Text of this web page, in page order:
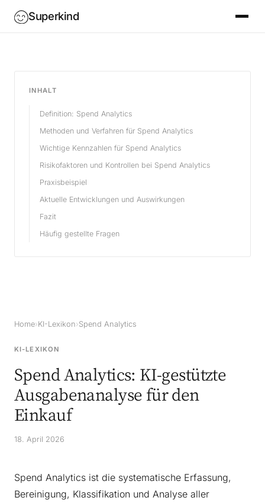
Superkind
INHALT
Definition: Spend Analytics
Methoden und Verfahren für Spend Analytics
Wichtige Kennzahlen für Spend Analytics
Risikofaktoren und Kontrollen bei Spend Analytics
Praxisbeispiel
Aktuelle Entwicklungen und Auswirkungen
Fazit
Häufig gestellte Fragen
Home›KI-Lexikon›Spend Analytics
KI-LEXIKON
Spend Analytics: KI-gestützte
Ausgabenanalyse für den
Einkauf
18. April 2026
Spend Analytics ist die systematische Erfassung,
Bereinigung, Klassifikation und Analyse aller